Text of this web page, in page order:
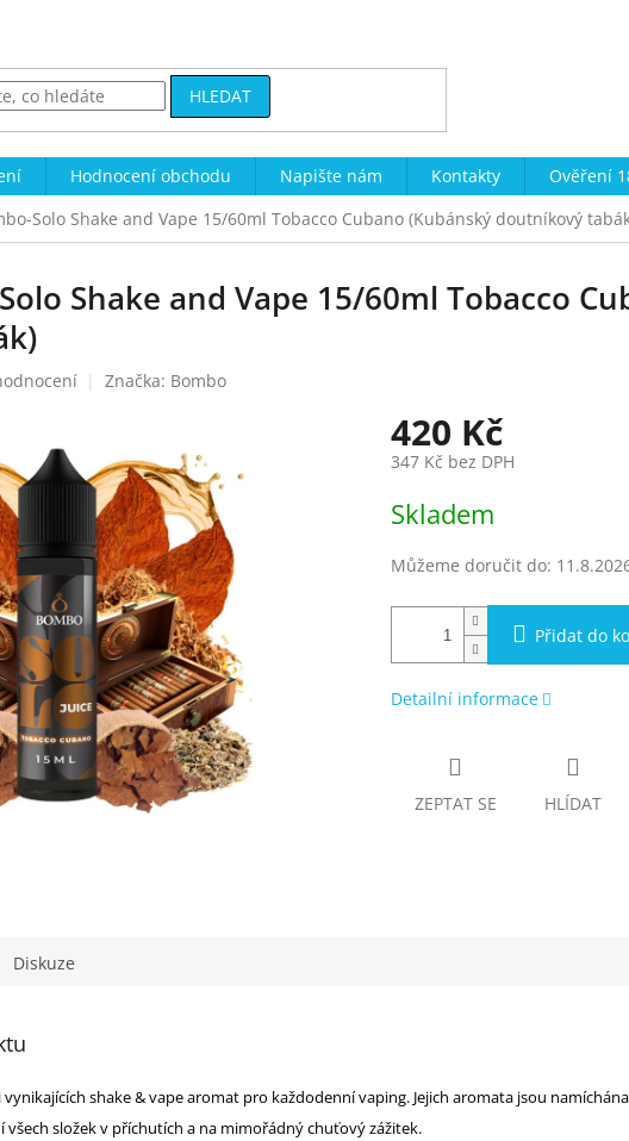
HLEDAT
Hodnocení obchodu Napište nám Kontakty Ověření
Solo Shake and Vape 15/60ml Tobacco Cubano (Kubánský doutníkový
Shake and Vape 15/60ml Tobacco
Značka: Bombo
420 Kč
347 Kč bez DPH
cena:
Skladem
Můžeme doručit do:
Přidat do
Detailní informace
ZEPTAT SE HLÍDAT
Diskuze
shake & vape aromat pro každodenní vaping. Jejich aromata jsou
všech složek v příchutích a na mimořádný chuťový zážitek.